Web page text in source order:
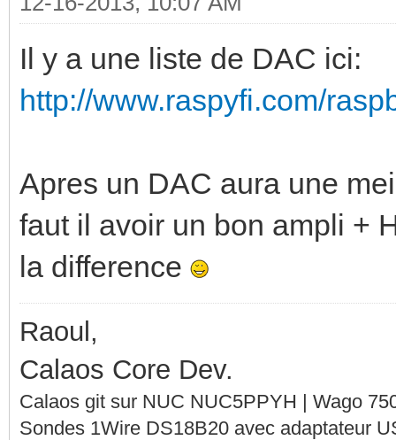
Il y a une liste de DAC ici:
http://www.raspyfi.com/
Apres un DAC aura une
faut il avoir un bon ampli +
la difference
Raoul,
Calaos Core Dev.
Calaos git sur NUC NUC5PPYH | Wago
Sondes 1Wire DS18B20 avec adaptateur